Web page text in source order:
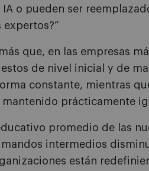
o pueden ser
expertos?”
que, en las empresas
de nivel inicial y de
constante, mientras
mantenido prácticamente
promedio de las
intermedios
están